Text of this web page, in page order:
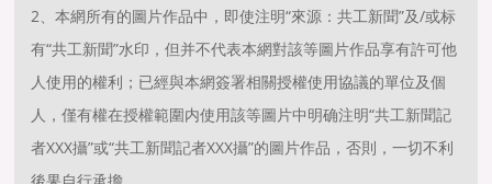
2、本網所有的圖片作品中，即使注明“來源：共工新聞”及/或标
有“共工新聞”水印，但并不代表本網對該等圖片作品享有許可他
人使用的權利；已經與本網簽署相關授權使用協議的單位及個
人，僅有權在授權範圍内使用該等圖片中明确注明“共工新聞記
者XXX攝”或“共工新聞記者XXX攝”的圖片作品，否則，一切不利